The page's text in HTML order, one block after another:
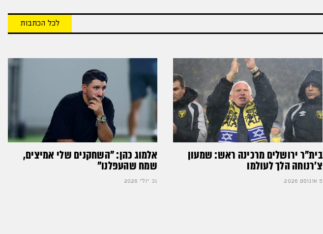
לכל הכתבות
בית"ר ירושלים מרכינה ראש: שמעון
צ'רנוחה הלך לעולמו
5 אוגוסט 2026
אלמוג כהן: "השחקנים שלי אמיצים,
שמח שהעפלנו"
31 יולי 2026